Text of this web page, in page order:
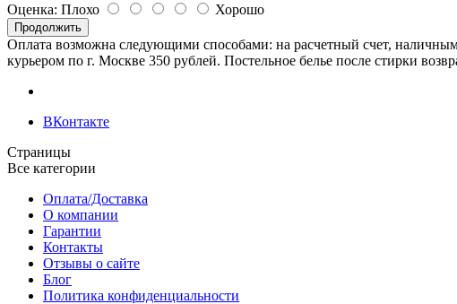
Оценка: Плохо Хорошо
Продолжить
Оплата возможна следующими способами: на расчетный счет,
курьером по г. Москве 350 рублей. Постельное белье после стирки
ВКонтакте
Страницы
Все категории
Оплата/Доставка
О компании
Гарантии
Контакты
Отзывы о сайте
Блог
Политика конфиденциальности